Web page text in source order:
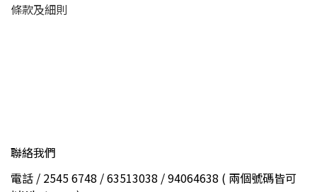
條款及細則
聯絡我們
電話 / 2545 6748 / 63513038 / 94064638 ( 兩個號碼皆可